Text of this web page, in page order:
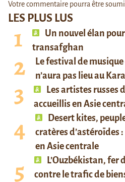
LES PLUS LUS
Un nouvel élan
transafghan
Le festival de
n’aura pas lieu au
Les artistes russes
accueillis en Asie
Desert kites,
cratères d’astéroïdes
en Asie centrale
L’Ouzbékistan, fer
contre le trafic de
Votre commentaire pourra être